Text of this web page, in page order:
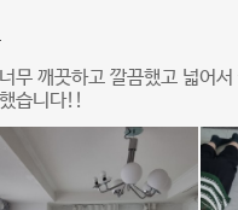
무 깨끗하고 깔끔했고 넓어
습니다!!